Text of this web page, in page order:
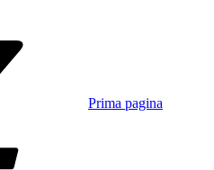
Prima pagina